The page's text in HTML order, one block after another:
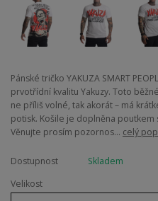
Pánské tričko YAKUZA SMART
prvotřídní kvalitu Yakuzy. Toto
ne příliš volné, tak akorát – má
potisk. Košile je doplněna poutkem
Věnujte prosím pozornos... celý
Dostupnost
Skladem
Velikost